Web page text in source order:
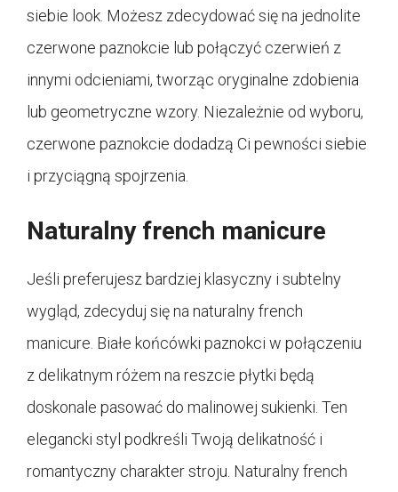
siebie look. Możesz zdecydować się na jednolite
czerwone paznokcie lub połączyć czerwień z
innymi odcieniami, tworząc oryginalne zdobienia
lub geometryczne wzory. Niezależnie od wyboru,
czerwone paznokcie dodadzą Ci pewności siebie
i przyciągną spojrzenia.
Naturalny french manicure
Jeśli preferujesz bardziej klasyczny i subtelny
wygląd, zdecyduj się na naturalny french
manicure. Białe końcówki paznokci w połączeniu
z delikatnym różem na reszcie płytki będą
doskonale pasować do malinowej sukienki. Ten
elegancki styl podkreśli Twoją delikatność i
romantyczny charakter stroju. Naturalny french